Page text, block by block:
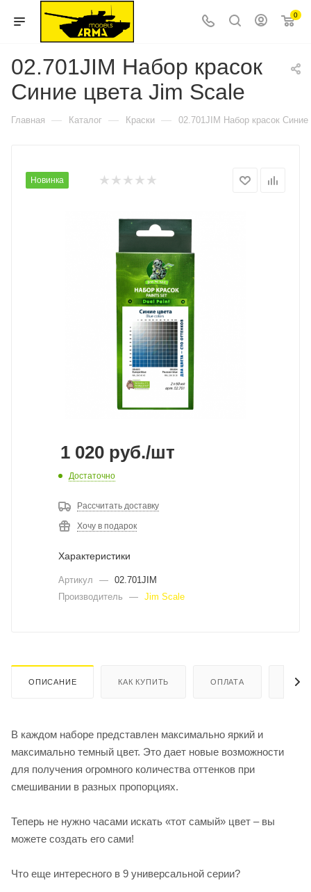
0
02.701JIM Набор красок
Синие цвета Jim Scale
Главная — Каталог — Краски — 02.701JIM Набор красок
Новинка
1 020 руб./шт
Достаточно
Рассчитать доставку
Хочу в подарок
Характеристики
Артикул — 02.701JIM
Производитель
— Jim Scale
ОПИСАНИЕ КАК КУПИТЬ ОПЛАТА
В каждом наборе представлен максимально яркий и
максимально темный цвет. Это дает новые возможности
для получения огромного количества оттенков при
смешивании в разных пропорциях.
Теперь не нужно часами искать «тот самый» цвет – вы
можете создать его сами!
Что еще интересного в 9 универсальной серии?